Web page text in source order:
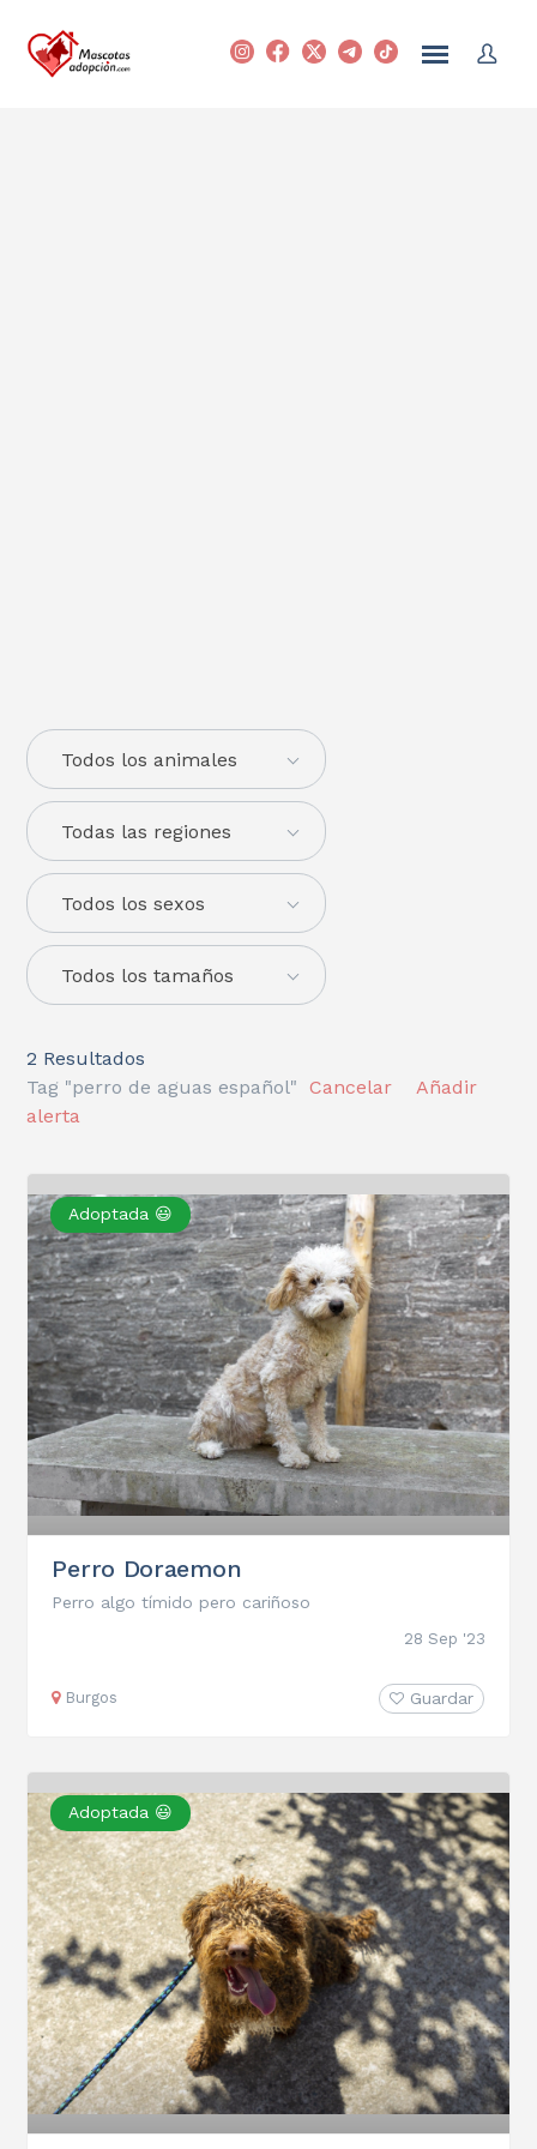
Todas las regiones
Todos los animales
Todos los sexos
Todos los tamaños
2 Resultados
Tag "perro de aguas español"
Cancelar
Añadir
alerta
Adoptada 😃
Perro Doraemon
Perro algo tímido pero cariñoso
28 Sep '23
Burgos Guardar
Adoptada 😃